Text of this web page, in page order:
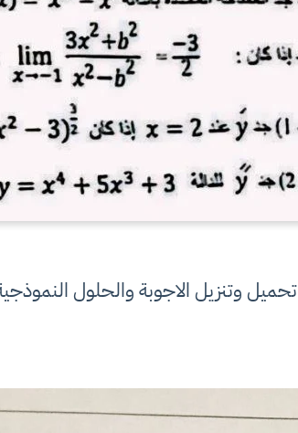
تحميل وتنزيل الاجوبة والحلول النموذجية اسئلة